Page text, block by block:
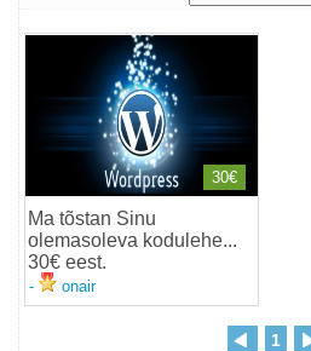
Ma tõstan Sinu
olemasoleva kodulehe...
30€ eest.
- onair
30€
1